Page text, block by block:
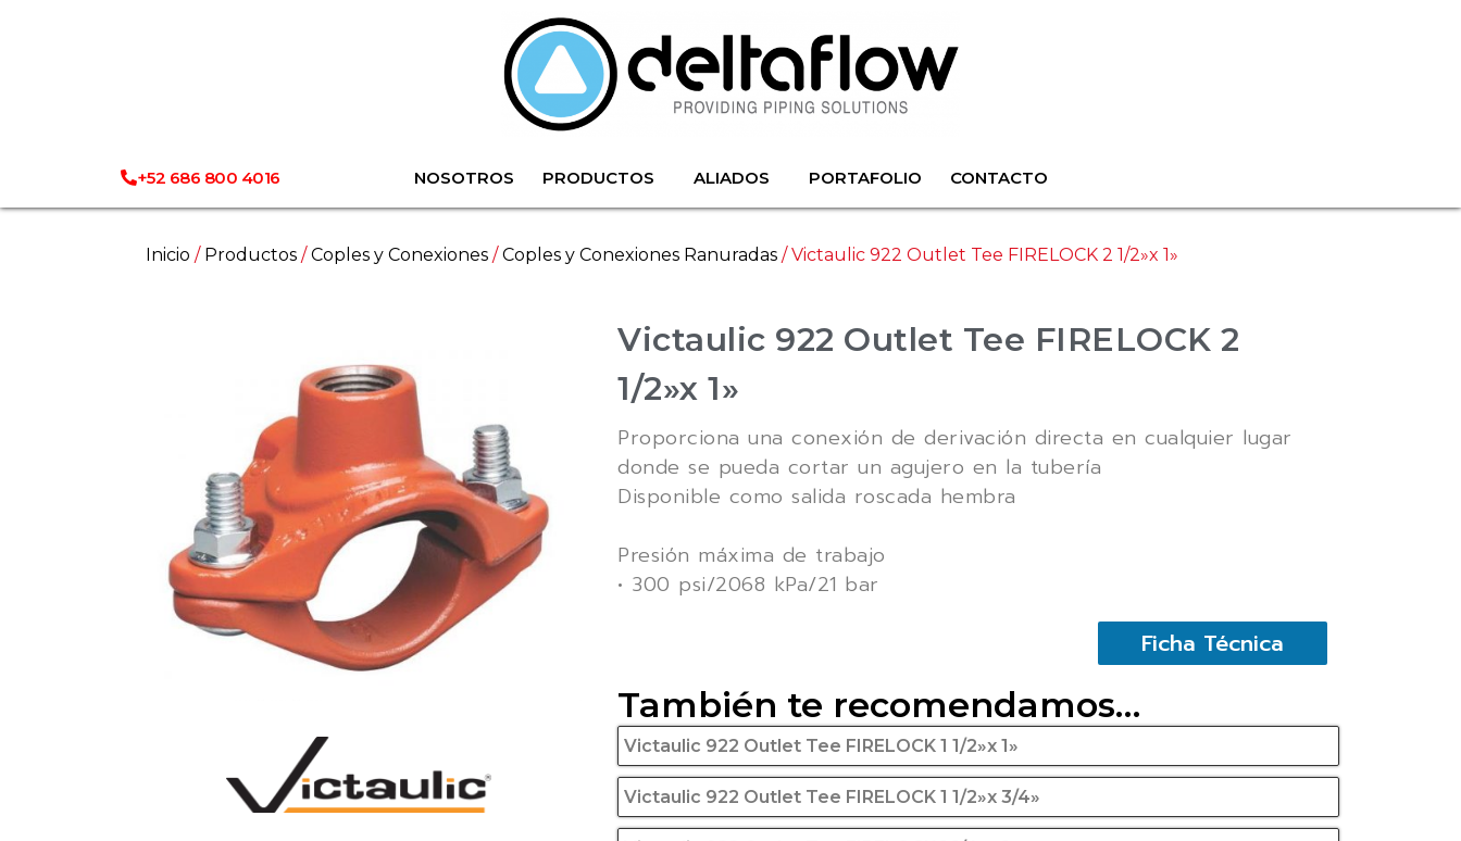
+52 686 800 4016 NOSOTROS PRODUCTOS ALIADOS PORTAFOLIO CONTACTO
Inicio / Productos /Coples y Conexiones /Coples y Conexiones Ranuradas / Victaulic 922 Outlet Tee FIRELOCK 2 1/2»x 1»
Victaulic 922 Outlet Tee FIRELOCK 2
1/2»x 1»
Proporciona una conexión de derivación directa en cualquier lugar
donde se pueda cortar un agujero en la tubería
Disponible como salida roscada hembra
Presión máxima de trabajo
• 300 psi/2068 kPa/21 bar
Ficha Técnica
También te recomendamos…
Victaulic 922 Outlet Tee FIRELOCK 1 1/2»x 1»
Victaulic 922 Outlet Tee FIRELOCK 1 1/2»x 3/4»